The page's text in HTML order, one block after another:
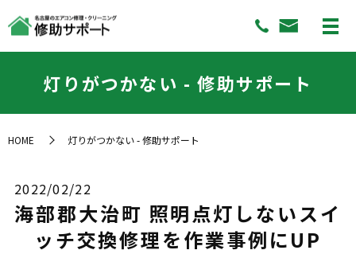
灯りがつかない - 修助サポート
HOME 灯りがつかない - 修助サポート
2022/02/22
海部郡大治町 照明点灯しないスイ
ッチ交換修理を作業事例にUP